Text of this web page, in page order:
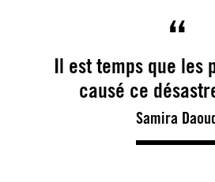
Il est temps que les
causé ce
Samira